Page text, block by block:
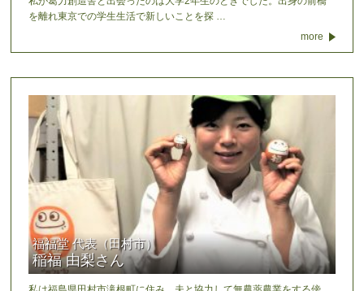
を離れ東京での学生生活で新しいことを探 …
more
福福堂 代表（田村市）
稲福 由梨さん